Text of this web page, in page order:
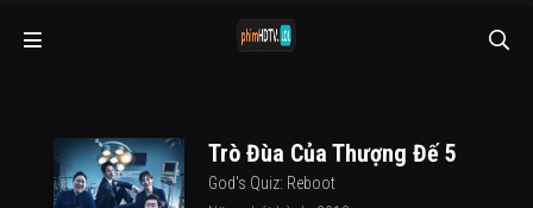
Trò Đùa Của Thượng Đế 5
God's Quiz: Reboot